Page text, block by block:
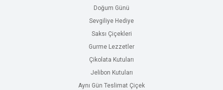
Doğum Günü
Sevgiliye Hediye
Saksı Çiçekleri
Gurme Lezzetler
Çikolata Kutuları
Jelibon Kutuları
Aynı Gün Teslimat Çiçek